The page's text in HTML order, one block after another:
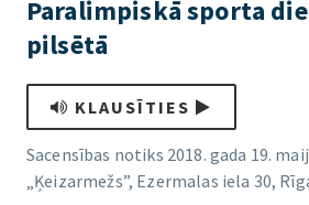
Paralimpiskā sporta
pilsētā
KLAUSĪTIES
Sacensības notiks 2018. gada 19.
„Ķeizarmežs”, Ezermalas iela 30,